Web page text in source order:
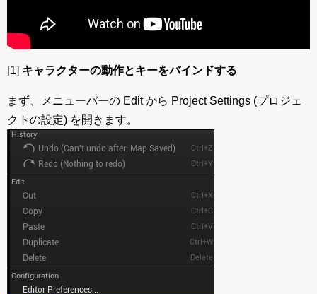
[1] キャラクターの動作とキーをバインドする
まず、メニューバーの Edit から Project Settings (プロジェ
クトの設定) を開きます。